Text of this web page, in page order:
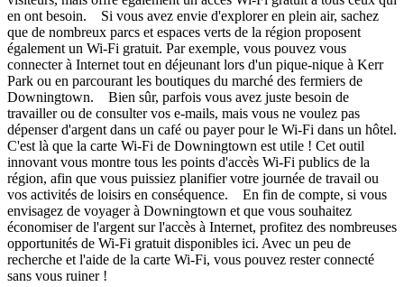
en ont besoin. Si vous avez envie d'explorer en plein air, sachez
que de nombreux parcs et espaces verts de la région proposent
également un Wi-Fi gratuit. Par exemple, vous pouvez vous
connecter à Internet tout en déjeunant lors d'un pique-nique à Kerr
Park ou en parcourant les boutiques du marché des fermiers de
Downingtown. Bien sûr, parfois vous avez juste besoin de
travailler ou de consulter vos e-mails, mais vous ne voulez pas
dépenser d'argent dans un café ou payer pour le Wi-Fi dans un hôtel.
C'est là que la carte Wi-Fi de Downingtown est utile ! Cet outil
innovant vous montre tous les points d'accès Wi-Fi publics de la
région, afin que vous puissiez planifier votre journée de travail ou
vos activités de loisirs en conséquence. En fin de compte, si vous
envisagez de voyager à Downingtown et que vous souhaitez
économiser de l'argent sur l'accès à Internet, profitez des nombreuses
opportunités de Wi-Fi gratuit disponibles ici. Avec un peu de
recherche et l'aide de la carte Wi-Fi, vous pouvez rester connecté
sans vous ruiner !